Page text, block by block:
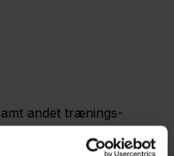
andet trænings-